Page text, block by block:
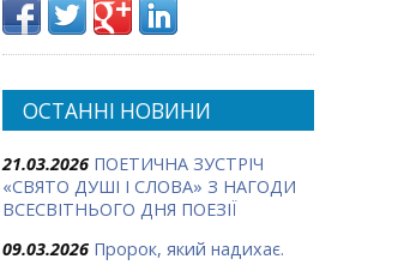
ОСТАННІ НОВИНИ
21.03.2026 ПОЕТИЧНА ЗУСТРІЧ
«СВЯТО ДУШІ І СЛОВА» З НАГОДИ
ВСЕСВІТНЬОГО ДНЯ ПОЕЗІЇ
09.03.2026 Пророк, який надихає.